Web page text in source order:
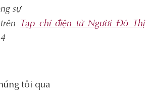
sự
Tạp chí điện tử Người Đô Thị
tôi qua